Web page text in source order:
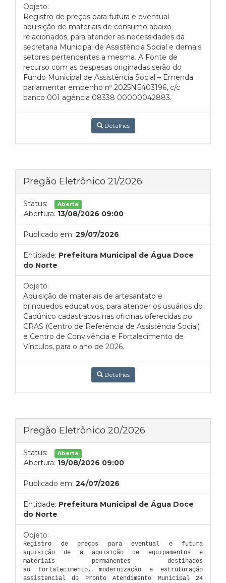
Objeto:
Registro de preços para futura e eventual
aquisição de materiais de consumo abaixo
relacionados, para atender as necessidades da
secretaria Municipal de Assistência Social e demais
setores pertencentes a mesma. A Fonte de
recurso com as despesas originadas serão do
Fundo Municipal de Assistência Social – Emenda
parlamentar empenho nº 2025NE403196, c/c
banco 001 agência 08338 00000042883.
Detalhes
Pregão Eletrônico 21/2026
Status: Aberta
Abertura: 13/08/2026 09:00
Publicado em: 29/07/2026
Entidade: Prefeitura Municipal de Água Doce
do Norte
Objeto:
Aquisição de materiais de artesantato e
brinquedos educativos, para atender os usuários do
Cadúnico cadastrados nas oficinas oferecidas po
CRAS (Centro de Referência de Assistência Social)
e Centro de Convivência e Fortalecimento de
Vínculos, para o ano de 2026.
Detalhes
Pregão Eletrônico 20/2026
Status: Aberta
Abertura: 19/08/2026 09:00
Publicado em: 24/07/2026
Entidade: Prefeitura Municipal de Água Doce
do Norte
Objeto:
Registro de preços para eventual e futura
aquisição de a aquisição de equipamentos e
materiais permanentes destinados
ao fortalecimento, modernização e estruturação
assistencial do Pronto Atendimento Municipal 24